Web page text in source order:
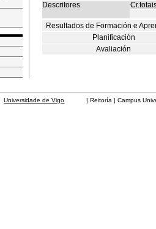
Descritores
Resultados de Formación e
Planificación
Avaliación
Universidade de Vigo | Reitoría | Campus